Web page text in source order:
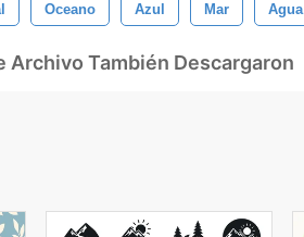
Oceano Azul Mar Agua
Archivo También Descargaron